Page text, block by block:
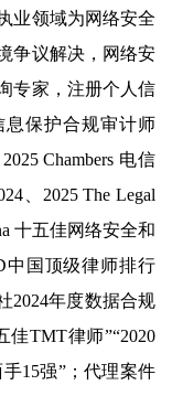
业领域为网络安全
争议解决，网络安
专家，注册个人信
息保护合规审计师
Chambers 电信
、2025 The Legal
十五佳网络安全和
中国顶级律师排行
2024年度数据合规
佳TMT律师”“2020
15强”；代理案件